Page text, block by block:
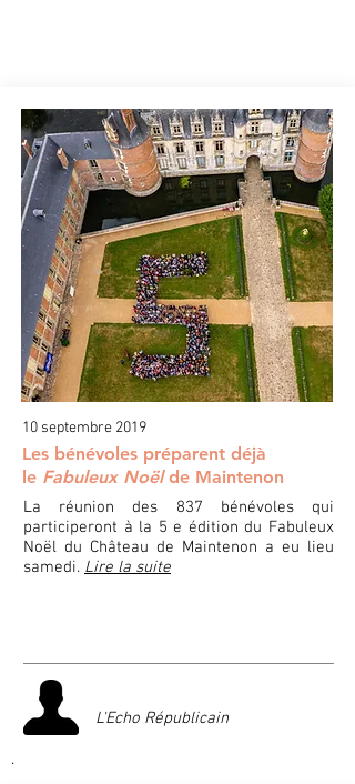
10 septembre 2019
Les bénévoles préparent déjà
le Fabuleux Noëlde Maintenon
La réunion des 837 bénévoles qui
participeront à la 5 e édition du Fabuleux
Noël du Château de Maintenon a eu lieu
samedi. Lire la suite
L'Echo Républicain
.